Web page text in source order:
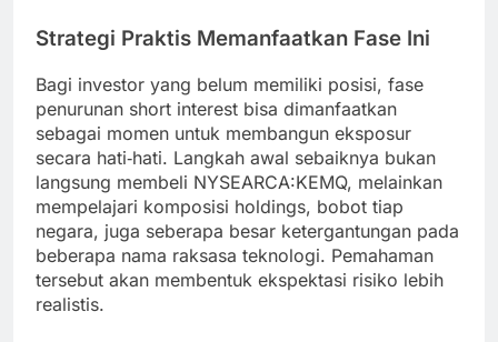
Strategi Praktis Memanfaatkan Fase Ini
Bagi investor yang belum memiliki posisi, fase
penurunan short interest bisa dimanfaatkan
sebagai momen untuk membangun eksposur
secara hati‑hati. Langkah awal sebaiknya bukan
langsung membeli NYSEARCA:KEMQ, melainkan
mempelajari komposisi holdings, bobot tiap
negara, juga seberapa besar ketergantungan pada
beberapa nama raksasa teknologi. Pemahaman
tersebut akan membentuk ekspektasi risiko lebih
realistis.